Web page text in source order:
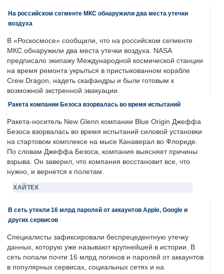
На российском сегменте МКС обнаружили два места утечки
воздуха
В «Роскосмосе» сообщили, что на российском сегменте
МКС обнаружили два места утечки воздуха. NASA
предписало экипажу Международной космической станции
на время ремонта укрыться в пристыкованном корабле
Crew Dragon, надеть скафандры и были готовым к
возможной экстренной эвакуации.
Ракета компании Безоса взорвалась во время испытаний
Ракета-носитель New Glenn компании Blue Origin Джеффа
Безоса взорвалась во время испытаний силовой установки
на стартовом комплексе на мысе Канаверал во Флориде.
По словам Джеффа Безоса, компания выясняет причины
взрыва. Он заверил, что компания восстановит все, что
нужно, и вернется к полетам.
ХАЙТЕК
В сеть утекли 16 млрд паролей от аккаунтов Apple, Google и
других сервисов
Специалисты зафиксировали беспрецедентную утечку
данных, которую уже называют крупнейшей в истории. В
сеть попали почти 16 млрд логинов и паролей от аккаунтов
в популярных сервисах, социальных сетях и на